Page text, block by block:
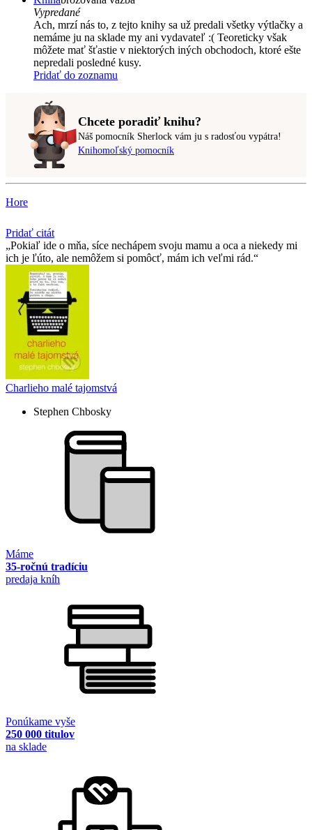
Vypredané
Ach, mrzí nás to, z tejto knihy sa už predali všetky výtlačky a
nemáme ju na sklade my ani vydavateľ :( Teoreticky však
môžete mať šťastie v niektorých iných obchodoch, ktoré ešte
nepredali posledné kusy.
Pridať do zoznamu
Chcete poradiť knihu?
Náš pomocník Sherlock vám ju s radosťou vypátra!
Knihomoľský pomocník
Hore
Pridať citát
Pokiaľ ide o mňa, síce nechápem svoju mamu a oca a niekedy mi
ich je ľúto, ale nemôžem si pomôcť, mám ich veľmi rád.
Charlieho malé tajomstvá
Stephen Chbosky
Máme
35-ročnú tradíciu
predaja kníh
Ponúkame vyše
250 000 titulov
na sklade